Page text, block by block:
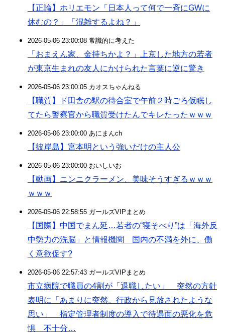
【正論】ホリエモン「日本人って何で一斉にGWに
休むの？」「混雑するよね？」
2026-05-06 23:00:08 常識的に考えた
「おまえん家、金持ちかよ？」上京した地方の若者
が東京生まれの友人にかけられた言葉に逆に驚き
2026-05-06 23:00:05 カオスちゃんねる
【職質】ド田舎の駅の待合室で午前２時ごろ仮眠し
てたら警察官から職質受けたんでキレたったｗｗｗ
2026-05-06 23:00:00 あにまんch
【彼岸島】宮本明という強いだけの主人公
2026-05-06 23:00:00 おいしいお
【動画】ニンニクラーメン、美味そうすぎるｗｗｗ
ｗｗｗ
2026-05-06 22:58:55 ガールズVIPまとめ
【国際】中国でまん延…若者の“寝そべり”は「海外反
中勢力の洗脳」と情報機関 国内の不満を外に、働
く意欲促す?
2026-05-06 22:57:43 ガールズVIPまとめ
市立病院で職員の4割が「退職したい」 突然の方針
表明に「あまりに突然。行政から見放されたような
思い」 指定管理者制度の導入で待遇面の悪化を危
惧 不十分…